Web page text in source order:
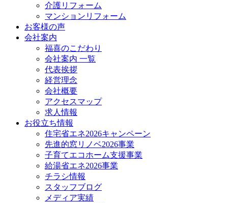
介護リフォーム
マンションリフォーム
お客様の声
会社案内
福喜のこだわり
会社案内 一覧
代表挨拶
経営理念
会社概要
アクセスマップ
求人情報
お役立ち情報
住宅省エネ2026キャンペーン
先進的窓リノベ2026事業
子育てエコホーム支援事業
給湯省エネ2026事業
チラシ情報
スタッフブログ
メディア実績